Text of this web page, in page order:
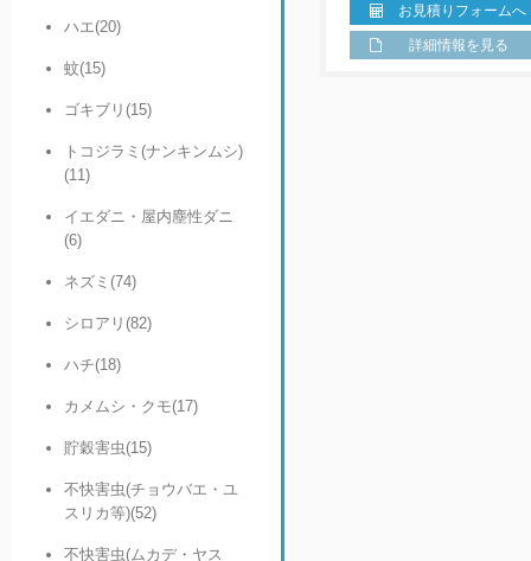
ハエ(20)
蚊(15)
ゴキブリ(15)
トコジラミ(ナンキンムシ)
(11)
イエダニ・屋内塵性ダニ
(6)
ネズミ(74)
シロアリ(82)
ハチ(18)
カメムシ・クモ(17)
貯穀害虫(15)
不快害虫(チョウバエ・ユ
スリカ等)(52)
不快害虫(ムカデ・ヤス
お見積りフォームへ
詳細情報を見る